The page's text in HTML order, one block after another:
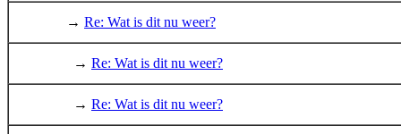
→ Re: Wat is dit nu weer?
→ Re: Wat is dit nu weer?
→ Re: Wat is dit nu weer?